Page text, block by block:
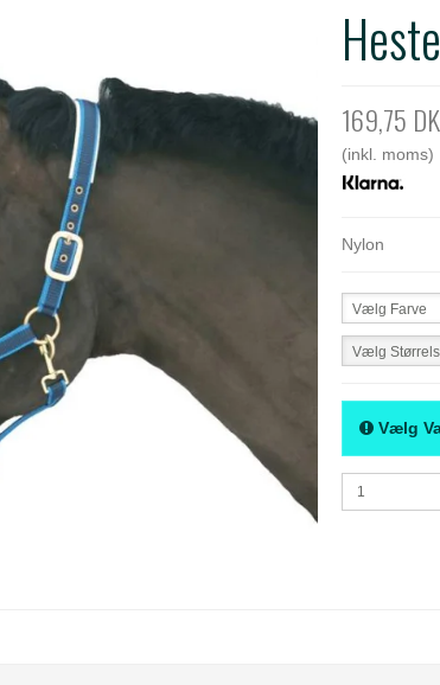
169,75
(inkl. moms)
Nylon
Vælg Farve
Vælg
Vælg